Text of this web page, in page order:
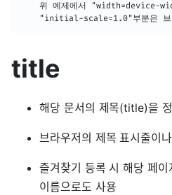
위 예제에서 "width=device-
"initial-scale=1.0"부분은 브
title
해당 문서의 제목(title)을
브라우저의 제목 표시줄이
즐겨찾기 등록 시 해당 페이
이름으로도 사용